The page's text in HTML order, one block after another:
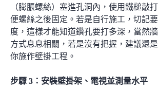
（膨脹螺絲）塞進孔洞內，使用鐵槌敲
便螺絲之後固定。若是自行施工，切記
度，這樣才能知道鑽孔要打多深，當然
方式息息相關，若是沒有把握，建議還
你施作壁掛工程。
步驟 3 ： 安裝壁掛架、電視並測量水平